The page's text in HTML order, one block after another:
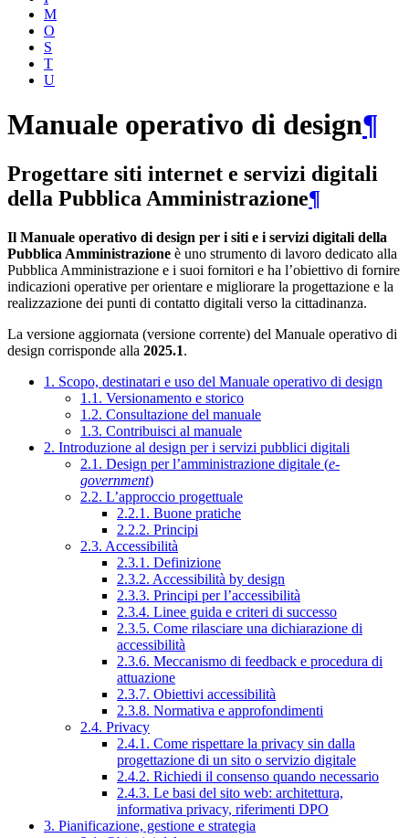
M
O
S
T
U
Manuale operativo di design¶
Progettare siti internet e servizi digitali
della Pubblica Amministrazione¶
Il Manuale operativo di design per i siti e i servizi digitali della
Pubblica Amministrazione è uno strumento di lavoro dedicato alla
Pubblica Amministrazione e i suoi fornitori e ha l’obiettivo di fornire
indicazioni operative per orientare e migliorare la progettazione e la
realizzazione dei punti di contatto digitali verso la cittadinanza.
La versione aggiornata (versione corrente) del Manuale operativo di
design corrisponde alla 2025.1.
1. Scopo, destinatari e uso del Manuale operativo di design
1.1. Versionamento e storico
1.2. Consultazione del manuale
1.3. Contribuisci al manuale
2. Introduzione al design per i servizi pubblici digitali
2.1. Design per l’amministrazione digitale (e-
government)
2.2. L’approccio progettuale
2.2.1. Buone pratiche
2.2.2. Principi
2.3. Accessibilità
2.3.1. Definizione
2.3.2. Accessibilità by design
2.3.3. Principi per l’accessibilità
2.3.4. Linee guida e criteri di successo
2.3.5. Come rilasciare una dichiarazione di
accessibilità
2.3.6. Meccanismo di feedback e procedura di
attuazione
2.3.7. Obiettivi accessibilità
2.3.8. Normativa e approfondimenti
2.4. Privacy
2.4.1. Come rispettare la privacy sin dalla
progettazione di un sito o servizio digitale
2.4.2. Richiedi il consenso quando necessario
2.4.3. Le basi del sito web: architettura,
informativa privacy, riferimenti DPO
3. Pianificazione, gestione e strategia